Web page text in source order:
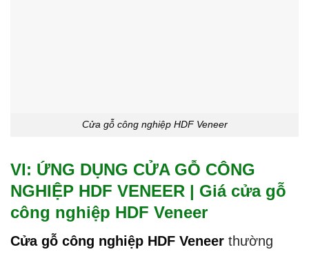
Cửa gỗ công nghiệp HDF Veneer
VI: ỨNG DỤNG CỬA GỖ CÔNG
NGHIỆP HDF VENEER | Giá cửa gỗ
công nghiệp HDF Veneer
Cửa gỗ công nghiệp HDF Veneer thường